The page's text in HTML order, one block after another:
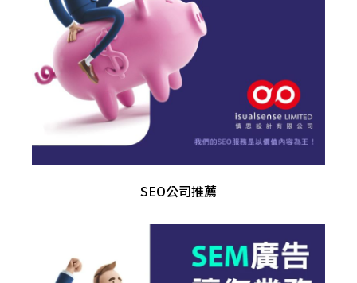
SEO公司推薦